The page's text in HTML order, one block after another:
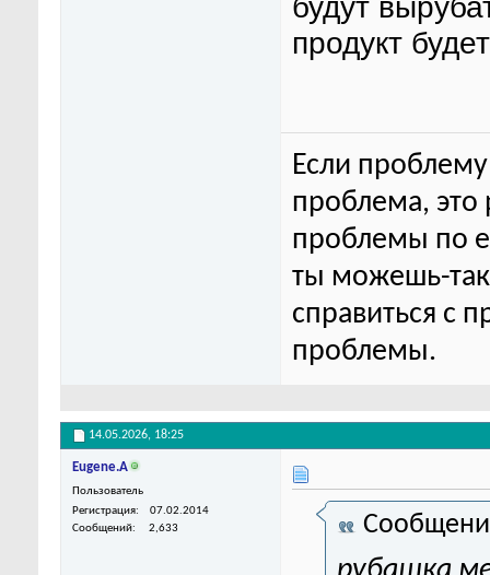
продукт
Если
проблема, это
проблемы по
ты можешь-
справиться с
проблемы.
14.05.2026, 18:25
Eugene.A
Пользователь
Регистрация
07.02.2014
Сообщений
2,633